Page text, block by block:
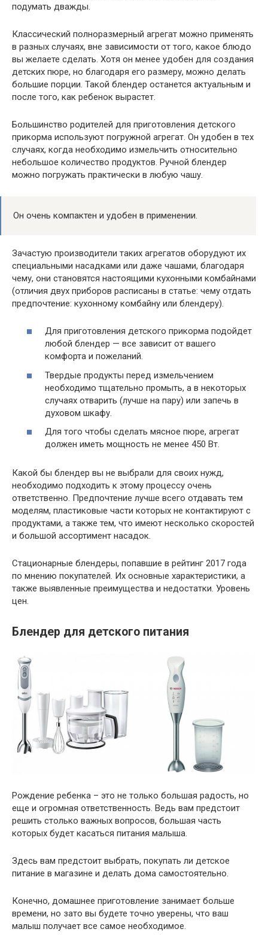
подумать дважды.
Классический полноразмерный агрегат можно применять
в разных случаях, вне зависимости от того, какое блюдо
вы желаете сделать. Хотя он менее удобен для создания
детских пюре, но благодаря его размеру, можно делать
большие порции. Такой блендер останется актуальным и
после того, как ребенок вырастет.
Большинство родителей для приготовления детского
прикорма используют погружной агрегат. Он удобен в тех
случаях, когда необходимо измельчить относительно
небольшое количество продуктов. Ручной блендер
можно погружать практически в любую чашу.
Он очень компактен и удобен в применении.
Зачастую производители таких агрегатов оборудуют их
специальными насадками или даже чашами, благодаря
чему, они становятся настоящими кухонными комбайнами
(отличия двух приборов расписаны в статье: чему отдать
предпочтение: кухонному комбайну или блендеру).
Для приготовления детского прикорма подойдет
любой блендер — все зависит от вашего
комфорта и пожеланий.
Твердые продукты перед измельчением
необходимо тщательно промыть, а в некоторых
случаях отварить (лучше на пару) или запечь в
духовом шкафу.
Для того чтобы сделать мясное пюре, агрегат
должен иметь мощность не менее 450 Вт.
Какой бы блендер вы не выбрали для своих нужд,
необходимо подходить к этому процессу очень
ответственно. Предпочтение лучше всего отдавать тем
моделям, пластиковые части которых не контактируют с
продуктами, а также тем, что имеют несколько скоростей
и большой ассортимент насадок.
Стационарные блендеры, попавшие в рейтинг 2017 года
по мнению покупателей. Их основные характеристики, а
также выявленные преимущества и недостатки. Уровень
цен.
Блендер для детского питания
Рождение ребенка – это не только большая радость, но
еще и огромная ответственность. Ведь вам предстоит
решить столько важных вопросов, большая часть
которых будет касаться питания малыша.
Здесь вам предстоит выбрать, покупать ли детское
питание в магазине и делать дома самостоятельно.
Конечно, домашнее приготовление занимает больше
времени, но зато вы будете точно уверены, что ваш
малыш получает все самое необходимое.